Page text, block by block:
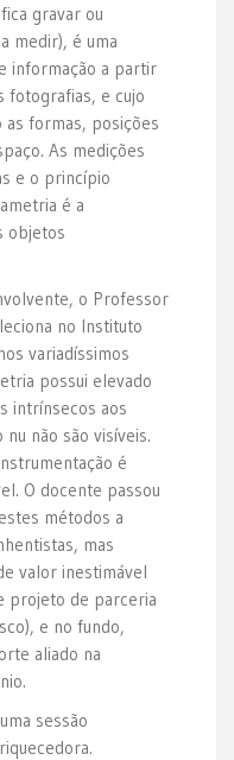
gravar ou
medir), é uma
informação a partir
fotografias, e cujo
formas, posições
As medições
e o princípio
é a
objetos
o Professor
no Instituto
variadíssimos
possui elevado
intrínsecos aos
não são visíveis.
é
O docente passou
métodos a
mas
valor inestimável
projeto de parceria
e no fundo,
aliado na
sessão